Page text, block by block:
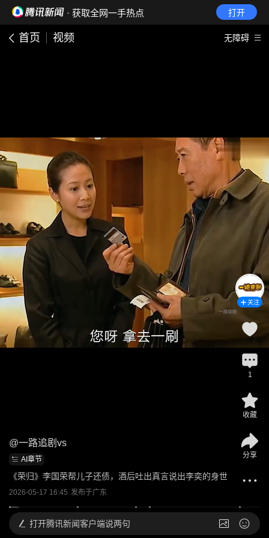
· 获取全网一手热点 打开
首页 视频 无障碍
@一路追剧vs
AI章节
《荣归》李国荣帮儿子还债，酒后吐出真言说出李奕的身世
2026-05-17 16:45 发布于广东
关注
1
收藏
分享
打开腾讯新闻客户端说两句